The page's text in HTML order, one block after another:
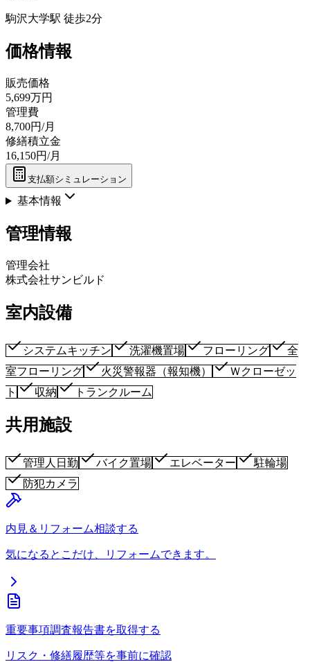
駒沢大学駅 徒歩2分
価格情報
販売価格
5,699万円
管理費
8,700円/月
修繕積立金
16,150円/月
支払額シミュレーション
基本情報
管理情報
管理会社
株式会社サンビルド
室内設備
システムキッチン 洗濯機置場 フローリング
全
室フローリング
火災警報器（報知機）
Ｗクローゼッ
ト
収納 トランクルーム
共用施設
管理人日勤 バイク置場 エレベーター
駐輪場
防犯カメラ
内見＆リフォーム相談する
気になるとこだけ、リフォームできます。
重要事項調査報告書を取得する
リスク・修繕履歴等を事前に確認